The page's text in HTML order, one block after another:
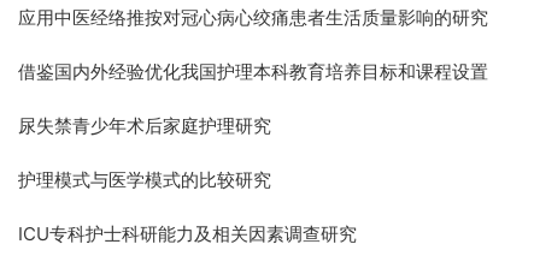
应用中医经络推按对冠心病心绞痛患者生活质量影响的研究
借鉴国内外经验优化我国护理本科教育培养目标和课程设置
尿失禁青少年术后家庭护理研究
护理模式与医学模式的比较研究
ICU专科护士科研能力及相关因素调查研究